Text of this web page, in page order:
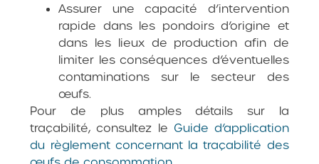
Assurer une capacité d’intervention
rapide dans les pondoirs d’origine et
dans les lieux de production afin de
limiter les conséquences d’éventuelles
contaminations sur le secteur des
œufs.
Pour de plus amples détails sur la
traçabilité, consultez le Guide d’application
du règlement concernant la traçabilité des